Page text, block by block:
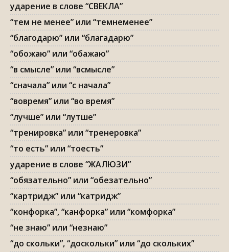
ударение в слове “СВЕКЛА”
“тем не менее” или “темнеменее”
“благодарю” или “благадарю”
“обожаю” или “обажаю”
“в смысле” или “всмысле”
“сначала” или “с начала”
“вовремя” или “во время”
“лучше” или “лутше”
“тренировка” или “тренеровка”
“то есть” или “тоесть”
ударение в слове “ЖАЛЮЗИ”
“обязательно” или “обезательно”
“картридж” или “катридж”
“конфорка”, “канфорка” или “комфорка”
“не знаю” или “незнаю”
“до скольки”, “доскольки” или “до скольких”